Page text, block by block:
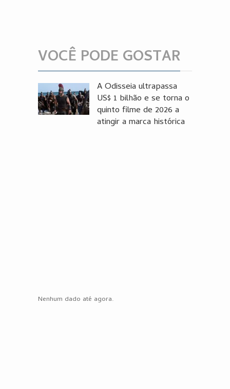
VOCÊ PODE GOSTAR
A Odisseia ultrapassa
US$ 1 bilhão e se torna o
quinto filme de 2026 a
atingir a marca histórica
Nenhum dado até agora.